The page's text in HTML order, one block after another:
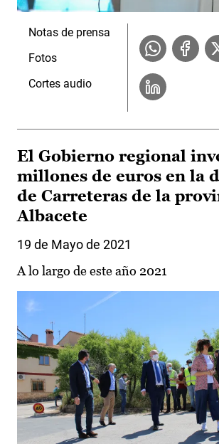
Notas de prensa
Fotos
Cortes audio
El Gobierno regional
millones de euros en la
de Carreteras de la
Albacete
19 de Mayo de 2021
A lo largo de este año 2021